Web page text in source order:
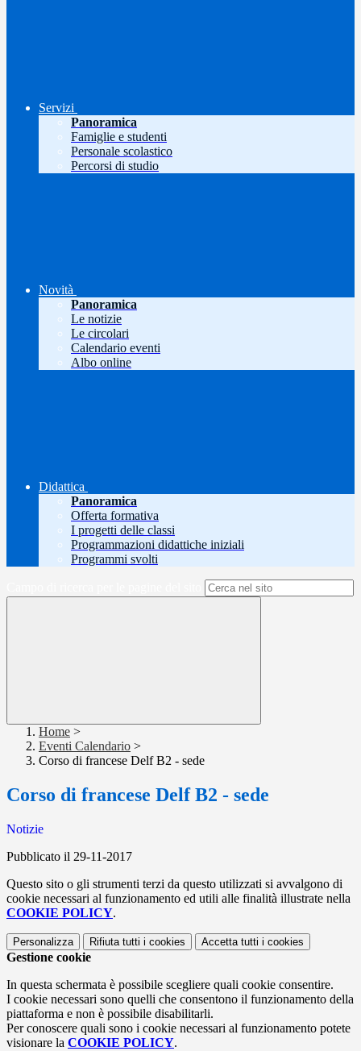
Servizi
Panoramica
Famiglie e studenti
Personale scolastico
Percorsi di studio
Novità
Panoramica
Le notizie
Le circolari
Calendario eventi
Albo online
Didattica
Panoramica
Offerta formativa
I progetti delle classi
Programmazioni didattiche iniziali
Programmi svolti
Home >
Eventi Calendario >
Corso di francese Delf B2 - sede
Corso di francese Delf B2 - sede
Notizie
Pubblicato il 29-11-2017
Questo sito o gli strumenti terzi da questo utilizzati si avvalgono di
cookie necessari al funzionamento ed utili alle finalità illustrate nella
COOKIE POLICY.
Personalizza Rifiuta tutti i cookies Accetta tutti i cookies
Gestione cookie
In questa schermata è possibile scegliere quali cookie consentire.
I cookie necessari sono quelli che consentono il funzionamento della
piattaforma e non è possibile disabilitarli.
Per conoscere quali sono i cookie necessari al funzionamento potete
visionare la COOKIE POLICY.